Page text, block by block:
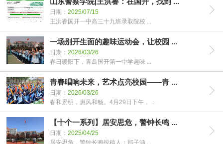
日期： 2025/07/15
王洪睿国开一中高三十九班录取院校 ...
一场别开生面的趣味运动会，让校园 ...
日期： 2026/03/26
春日暖阳下，青岛国开第一中学趣味 ...
青春唱响未来，艺术点亮校园——青 ...
日期： 2026/03/26
春和景明，惠风和畅。4月29日下午， ...
【十个一系列】居安思危，警钟长鸣 ...
日期： 2025/04/25
居安思危，警钟长鸣投稿人：那子涵 ...